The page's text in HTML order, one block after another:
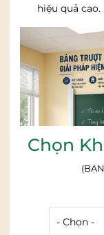
hiệu quả cao.
Chọn